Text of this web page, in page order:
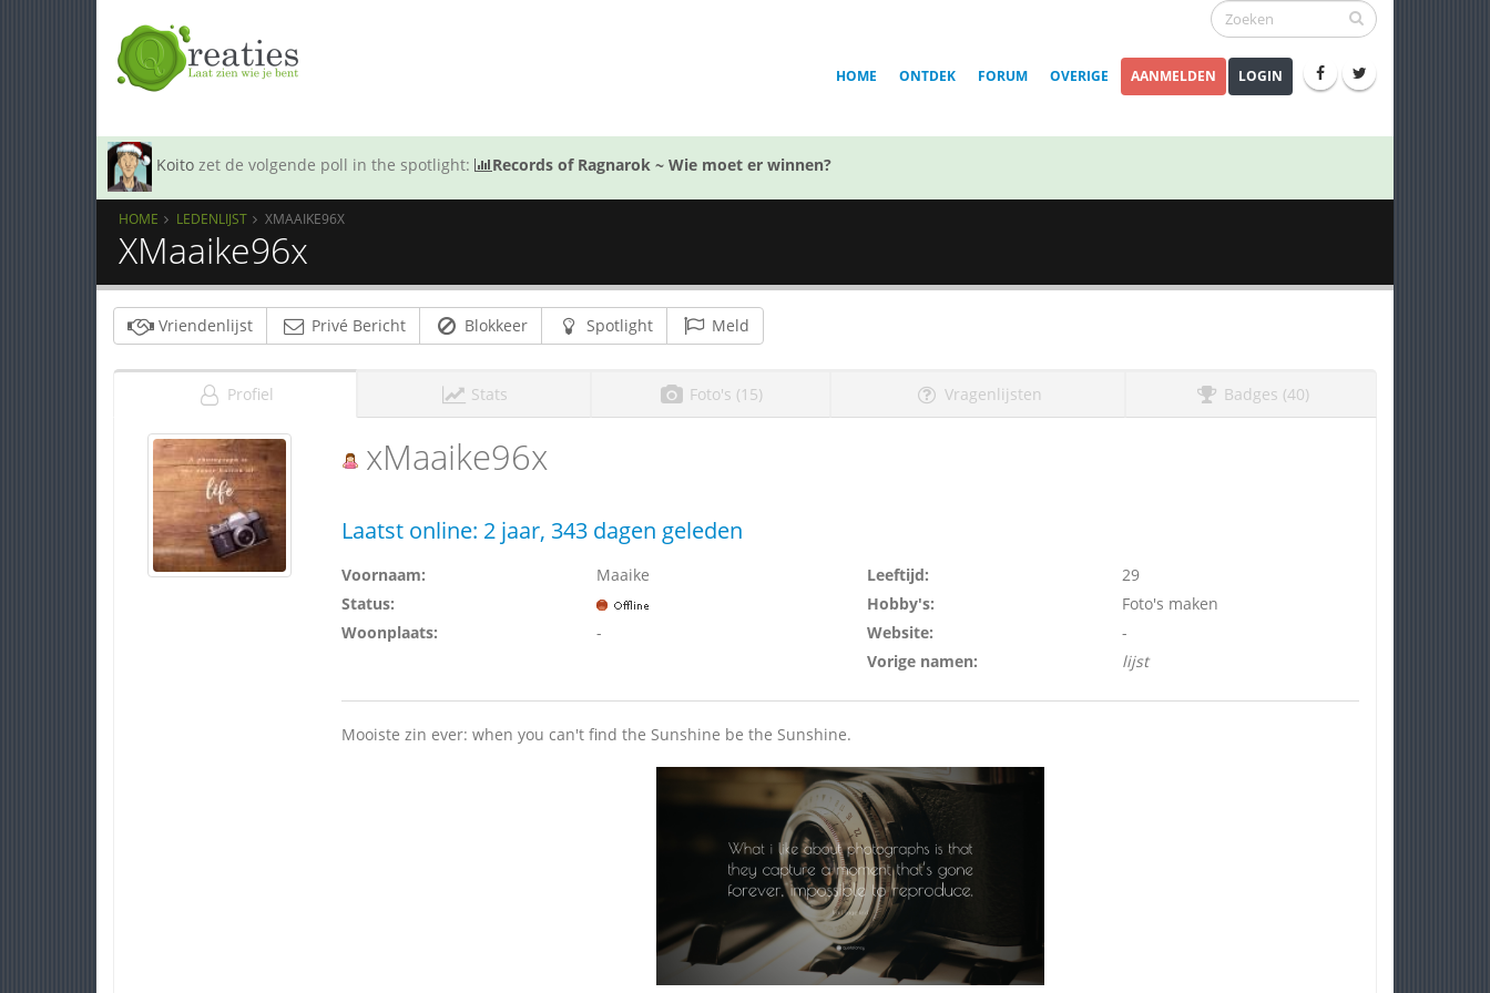
HOME ONTDEK FORUM OVERIGE AANMELDEN LOGIN
Koito zet de volgende poll in the spotlight: Records of Ragnarok ~ Wie moet er winnen?
HOME LEDENLIJST XMAAIKE96X
XMaaike96x
Vriendenlijst Privé Bericht Blokkeer Spotlight Meld
Profiel Stats Foto's (15) Vragenlijsten Badges (40)
xMaaike96x
Laatst online: 2 jaar, 343 dagen geleden
Voornaam:
Maaike
Status:
Woonplaats:
-
Leeftijd:
29
Hobby's:
Foto's maken
Website:
-
Vorige namen:
lijst
Mooiste zin ever: when you can't find the Sunshine be the Sunshine.